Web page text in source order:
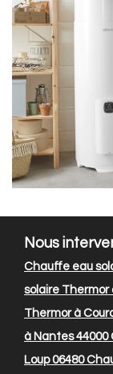
Nous
Chauffe eau
solaire Thermor
Thermor à
à Nantes 44000
Loup 06480